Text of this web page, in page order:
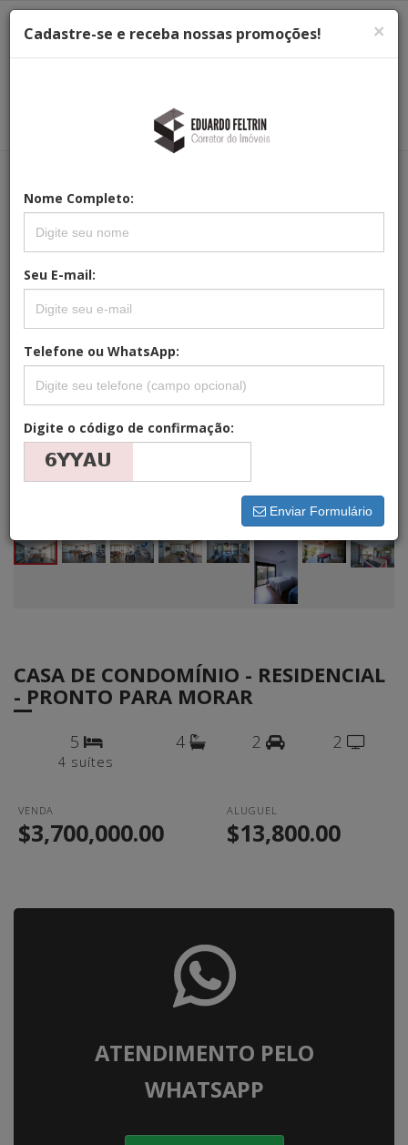
MenuMenu Principal
REFERÊNCIA: CC-0020
SOBRADO À VENDA NO CONDOMÍNIO
VILLAGE DAS PALMEIRAS EM ITATIBA
SP.
CASA DE CONDOMÍNIO - RESIDENCIAL
- PRONTO PARA MORAR
5
4 suítes
4 2 2
VENDA
$3,700,000.00
ALUGUEL
$13,800.00
ATENDIMENTO PELO
WHATSAPP
×
Cadastre-se e receba nossas promoções!
Nome Completo:
Seu E-mail:
Telefone ou WhatsApp:
Digite o código de confirmação:
Enviar Formulário